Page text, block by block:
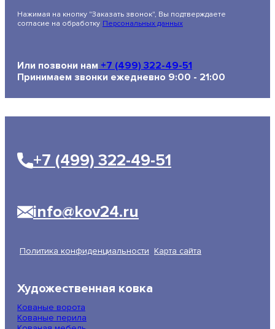
Или позвони нам +7 (499) 322-49-51
Принимаем звонки ежедневно 9:00 - 21:00
Нажимая на кнопку "Заказать звонок", Вы подтверждаете
согласие на обработку Персональных данных
+7 (499) 322-49-51
info@kov24.ru
Политика конфиденциальности Карта сайта
Художественная ковка
Кованые ворота
Кованые перила